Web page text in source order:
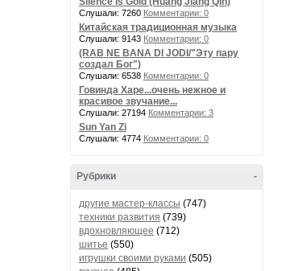
Слушали: 7260 Комментарии: 0
Китайская традиционная музыка
Слушали: 9143 Комментарии: 0
(RAB NE BANA DI JODI/"Эту пару
создал Бог")
Слушали: 6538 Комментарии: 0
Говинда Харе...очень нежное и
красивое звучание...
Слушали: 27194 Комментарии: 3
Sun Yan Zi
Слушали: 4774 Комментарии: 0
-
Рубрики
другие мастер-классы (747)
техники развития (739)
вдохновляющее (712)
шитье (550)
игрушки своими руками (505)